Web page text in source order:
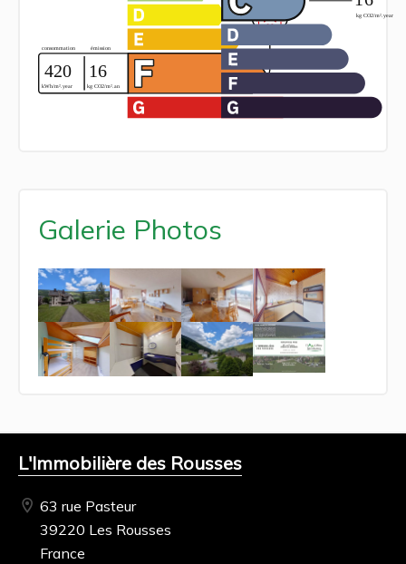
Galerie Photos
L'Immobilière des Rousses
63 rue Pasteur
39220 Les Rousses
France